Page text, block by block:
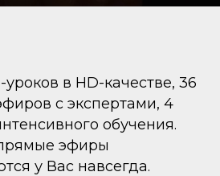
в HD-качестве, 36
с экспертами, 4
обучения.
эфиры
у Вас навсегда.